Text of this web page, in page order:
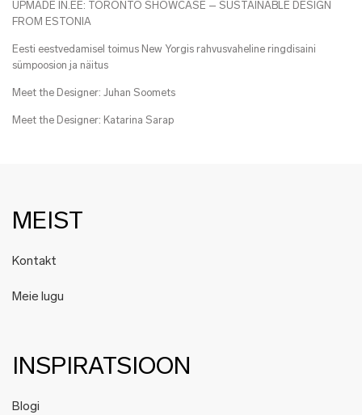
UPMADE IN.EE: TORONTO SHOWCASE – SUSTAINABLE DESIGN
FROM ESTONIA
Eesti eestvedamisel toimus New Yorgis rahvusvaheline ringdisaini
sümpoosion ja näitus
Meet the Designer: Juhan Soomets
Meet the Designer: Katarina Sarap
MEIST
Kontakt
Meie lugu
INSPIRATSIOON
Blogi